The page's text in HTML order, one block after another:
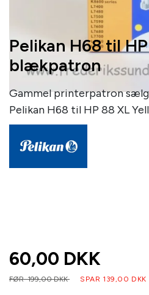
Pelikan H68 til
blækpatron
Gammel printerpatron
Pelikan H68 til HP 88 XL
60,00 DKK
FØR 199,00 DKK SPAR 139,00 DKK